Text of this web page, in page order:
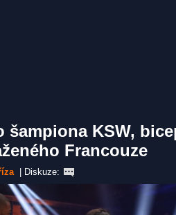
KSW,
Francouze
Diskuze: